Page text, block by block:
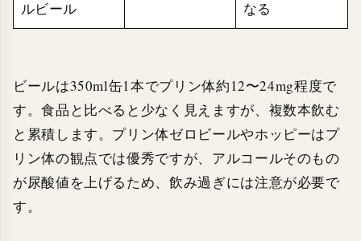
ルビール
なる
ビールは350ml缶1本でプリン体約12〜24mg程度で
す。食品と比べると少なく見えますが、複数本飲む
と累積します。プリン体ゼロビールやホッピーはプ
リン体の観点では優秀ですが、アルコールそのもの
が尿酸値を上げるため、飲み過ぎには注意が必要で
す。